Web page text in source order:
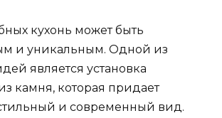
кухонь может быть
и уникальным. Одной из
является установка
камня, которая придает
и современный вид.